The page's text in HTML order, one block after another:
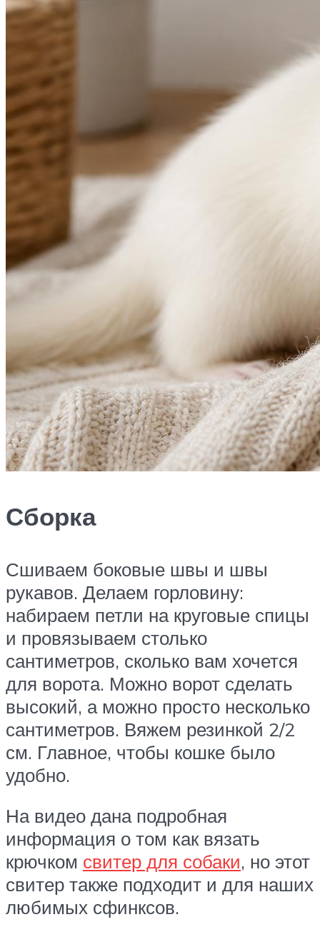
Сборка
Сшиваем боковые швы и швы
рукавов. Делаем горловину:
набираем петли на круговые спицы
и провязываем столько
сантиметров, сколько вам хочется
для ворота. Можно ворот сделать
высокий, а можно просто несколько
сантиметров. Вяжем резинкой 2/2
см. Главное, чтобы кошке было
удобно.
На видео дана подробная
информация о том как вязать
крючком свитер для собаки, но этот
свитер также подходит и для наших
любимых сфинксов.